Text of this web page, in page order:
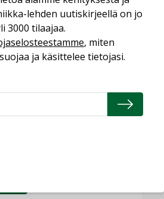
on vailla toimivaa
EPD-dokumenteista
on
lehden uutiskirjeellä on jo
3000 tilaajaa.
, miten
ja käsittelee tietojasi.